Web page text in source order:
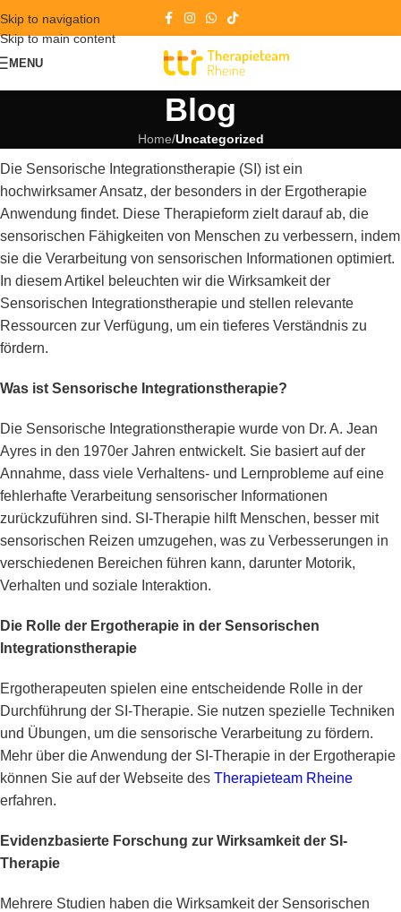
Skip to navigation
Skip to main content
MENU
Blog
Home/Uncategorized
Die Sensorische Integrationstherapie (SI) ist ein
hochwirksamer Ansatz, der besonders in der Ergotherapie
Anwendung findet. Diese Therapieform zielt darauf ab, die
sensorischen Fähigkeiten von Menschen zu verbessern, indem
sie die Verarbeitung von sensorischen Informationen optimiert.
In diesem Artikel beleuchten wir die Wirksamkeit der
Sensorischen Integrationstherapie und stellen relevante
Ressourcen zur Verfügung, um ein tieferes Verständnis zu
fördern.
Was ist Sensorische Integrationstherapie?
Die Sensorische Integrationstherapie wurde von Dr. A. Jean
Ayres in den 1970er Jahren entwickelt. Sie basiert auf der
Annahme, dass viele Verhaltens- und Lernprobleme auf eine
fehlerhafte Verarbeitung sensorischer Informationen
zurückzuführen sind. SI-Therapie hilft Menschen, besser mit
sensorischen Reizen umzugehen, was zu Verbesserungen in
verschiedenen Bereichen führen kann, darunter Motorik,
Verhalten und soziale Interaktion.
Die Rolle der Ergotherapie in der Sensorischen
Integrationstherapie
Ergotherapeuten spielen eine entscheidende Rolle in der
Durchführung der SI-Therapie. Sie nutzen spezielle Techniken
und Übungen, um die sensorische Verarbeitung zu fördern.
Mehr über die Anwendung der SI-Therapie in der Ergotherapie
können Sie auf der Webseite des Therapieteam Rheine
erfahren.
Evidenzbasierte Forschung zur Wirksamkeit der SI-
Therapie
Mehrere Studien haben die Wirksamkeit der Sensorischen